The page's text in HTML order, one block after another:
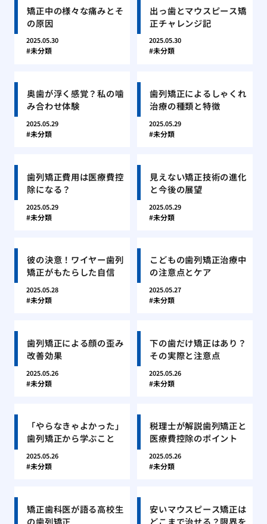
矯正中の様々な痛みとそ
の原因
2025.05.30
未分類
出っ歯とマウスピース矯
正チャレンジ記
2025.05.30
未分類
奥歯が浮く感覚？私の噛
み合わせ体験
2025.05.29
未分類
歯列矯正によるしゃくれ
治療の種類と特徴
2025.05.29
未分類
歯列矯正費用は医療費控
除になる？
2025.05.29
未分類
見えない矯正技術の進化
と今後の展望
2025.05.29
未分類
彼の決意！ワイヤー歯列
矯正がもたらした自信
2025.05.28
未分類
こどもの歯列矯正治療中
の注意点とケア
2025.05.27
未分類
歯列矯正による顔の歪み
改善効果
2025.05.26
未分類
下の歯だけ矯正はあり？
その実際と注意点
2025.05.26
未分類
「やらなきゃよかった」
歯列矯正から学ぶこと
2025.05.26
未分類
税理士が解説歯列矯正と
医療費控除のポイント
2025.05.26
未分類
矯正歯科医が語る高校生
の歯列矯正
安いマウスピース矯正は
どこまで治せる？限界を